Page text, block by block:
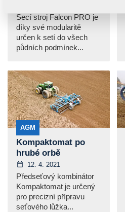
Secí stroj Falcon PRO je
díky své modularitě
určen k setí do všech
půdních podmínek...
AGM
Kompaktomat po
hrubé orbě
12. 4. 2021
Předseťový kombinátor
Kompaktomat je určený
pro precizní přípravu
seťového lůžka...